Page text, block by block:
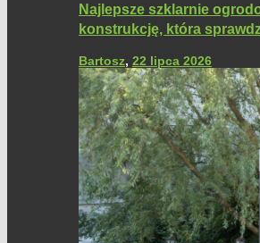
Najlepsze szklarnie
konstrukcję, która
Bartosz, 22 lipca 2026